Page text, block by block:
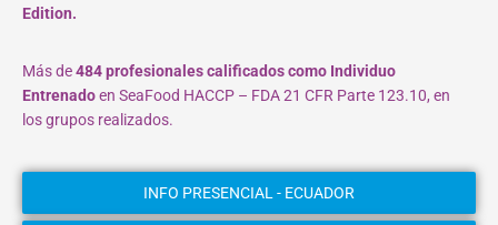
Edition.
Más de484 profesionales calificados como Individuo
Entrenadoen SeaFood HACCP – FDA 21 CFR Parte 123.10, en
los grupos realizados.
INFO PRESENCIAL - ECUADOR